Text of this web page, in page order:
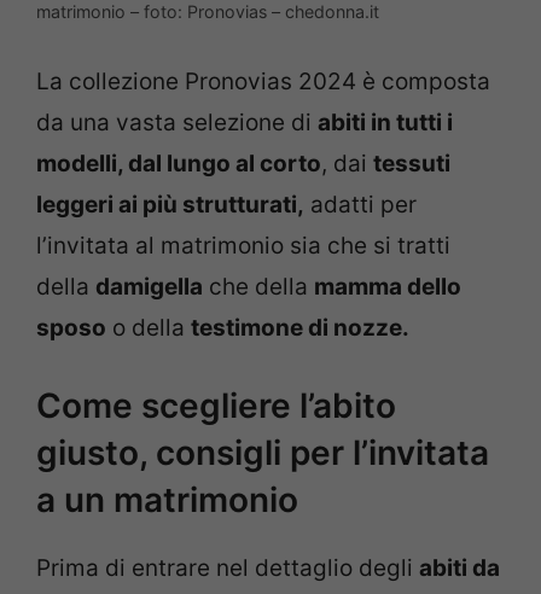
matrimonio – foto: Pronovias – chedonna.it
La collezione Pronovias 2024 è composta
da una vasta selezione di abiti in tutti i
modelli, dal lungo al corto, dai tessuti
leggeri ai più strutturati, adatti per
l’invitata al matrimonio sia che si tratti
della damigella che della mamma dello
sposo o della testimone di nozze.
Come scegliere l’abito
giusto, consigli per l’invitata
a un matrimonio
Prima di entrare nel dettaglio degli abiti da